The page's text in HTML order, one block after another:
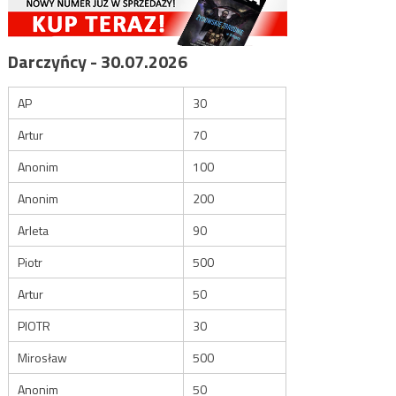
Darczyńcy - 30.07.2026
AP
30
Artur
70
Anonim
100
Anonim
200
Arleta
90
Piotr
500
Artur
50
PIOTR
30
Mirosław
500
Anonim
50